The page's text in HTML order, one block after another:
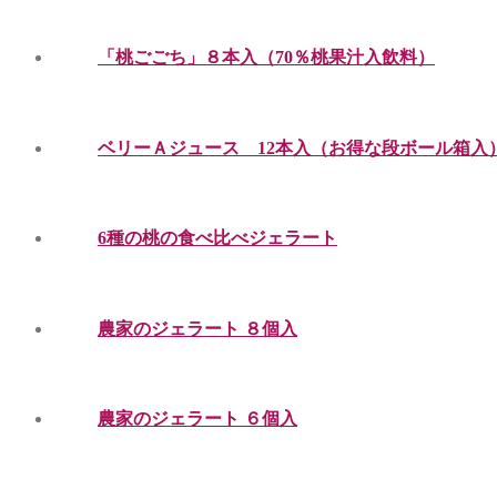
「桃ごごち」８本入（70％桃果汁入飲料）
ベリーＡジュース 12本入（お得な段ボール箱入
6種の桃の食べ比べジェラート
農家のジェラート ８個入
農家のジェラート ６個入